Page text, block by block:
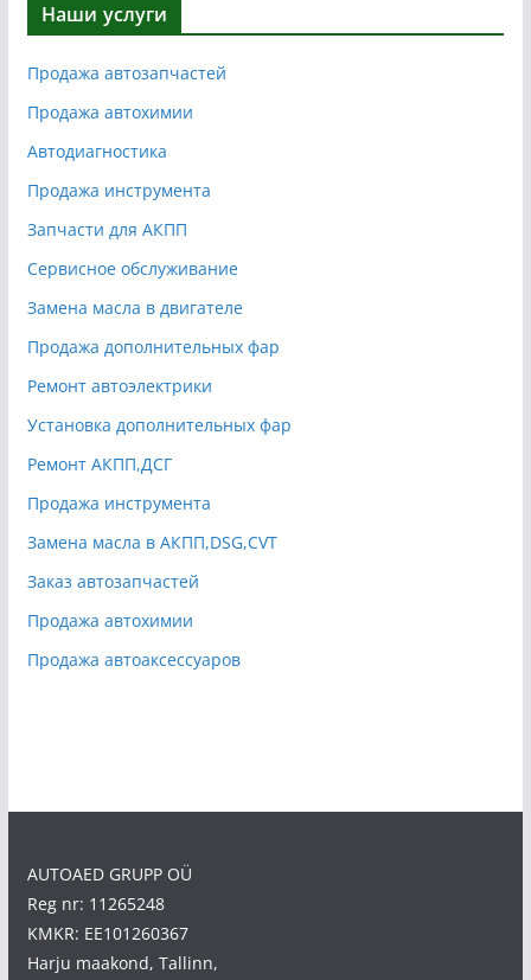
Наши услуги
Продажа автозапчастей
Продажа автохимии
Автодиагностика
Продажа инструмента
Запчасти для АКПП
Сервисное обслуживание
Замена масла в двигателе
Продажа дополнительных фар
Ремонт автоэлектрики
Установка дополнительных фар
Ремонт АКПП,ДСГ
Продажа инструмента
Замена масла в АКПП,DSG,CVT
Заказ автозапчастей
Продажа автохимии
Продажа автоаксессуаров
AUTOAED GRUPP OÜ
Reg nr: 11265248
KMKR: EE101260367
Harju maakond, Tallinn,